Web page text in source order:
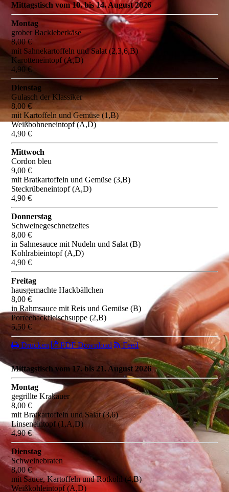
Mittagstisch vom 10. bis 14. August 2026
Montag
grober Backleberkäse
8,00 €
mit Sahnekartoffeln und Salat (2,3,6,B)
Karotteneintopf (A,D)
4,90 €
Dienstag
Gulasch der Klassiker
8,00 €
mit Kartoffeln und Gemüse (1,B)
Weißbohneneintopf (A,D)
4,90 €
Mittwoch
Cordon bleu
9,00 €
mit Bratkartoffeln und Gemüse (3,B)
Steckrübeneintopf (A,D)
4,90 €
Donnerstag
Schweinegeschnetzeltes
8,00 €
in Sahnesauce mit Nudeln und Salat (B)
Kohlrabieintopf (A,D)
4,90 €
Freitag
hausgemachte Hackbällchen
8,00 €
in Rahmsauce mit Reis und Gemüse (B)
Porreehackfleischsuppe (2,B)
5,50 €
Drucken PDF Download Feed
Mittagstisch vom 17. bis 21. August 2026
Montag
gegrillte Krakauer
8,00 €
mit Bratkartoffeln und Salat (3,6)
Linseneintopf (1,A,D)
4,90 €
Dienstag
Schweinebraten
8,00 €
mit Sauce, Kartoffeln und Rotkohl (4,B)
Weißkohleintopf (A,D)